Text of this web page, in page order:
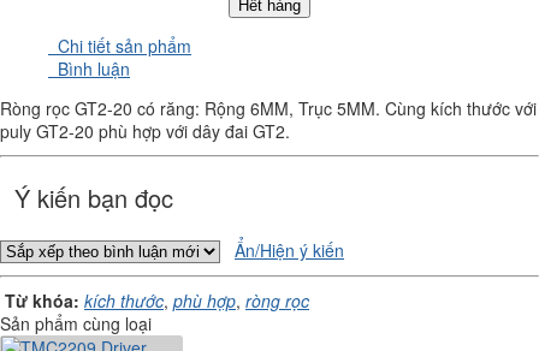
Hết hàng
Chi tiết sản phẩm
Bình luận
Ròng rọc GT2-20 có răng: Rộng 6MM, Trục 5MM. Cùng kích thước với
puly GT2-20 phù hợp với dây đai GT2.
Ý kiến bạn đọc
Ẩn/Hiện ý kiến
Từ khóa: kích thước, phù hợp, ròng rọc
Sản phẩm cùng loại